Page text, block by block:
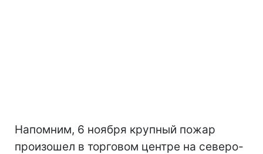
Напомним, 6 ноября крупный пожар
произошел в торговом центре на северо-